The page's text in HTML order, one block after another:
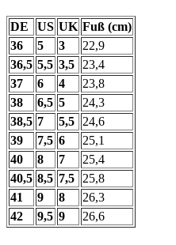
DE US UK Fuß (cm)
36
5 3
22,9
36,5 5,5 3,5
23,4
37
6 4
23,8
38
6,5 5
24,3
38,5 7 5,5
24,6
39
7,5 6
25,1
40
8 7
25,4
40,5 8,5 7,5
25,8
41
9 8
26,3
42
9,5 9 26,6